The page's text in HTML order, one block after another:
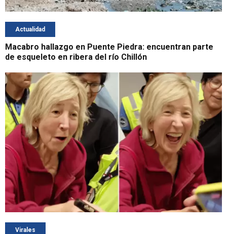
Actualidad
Macabro hallazgo en Puente Piedra: encuentran parte
de esqueleto en ribera del río Chillón
Virales